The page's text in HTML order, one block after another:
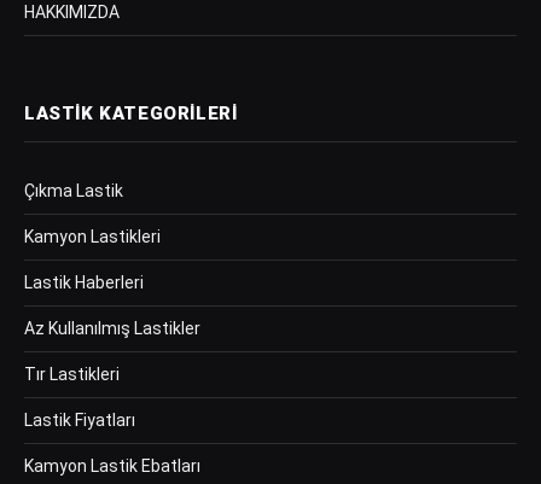
HAKKIMIZDA
LASTIK KATEGORILERI
Çıkma Lastik
Kamyon Lastikleri
Lastik Haberleri
Az Kullanılmış Lastikler
Tır Lastikleri
Lastik Fiyatları
Kamyon Lastik Ebatları